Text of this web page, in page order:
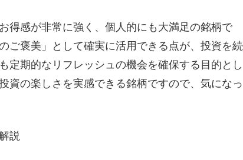
得感が非常に強く、個人的にも大満足の銘柄で
ご褒美」として確実に活用できる点が、投資を続
定期的なリフレッシュの機会を確保する目的とし
資の楽しさを実感できる銘柄ですので、気になっ
説